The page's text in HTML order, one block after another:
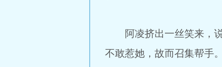
阿凌挤出一丝笑来，说
不敢惹她，故而召集帮手